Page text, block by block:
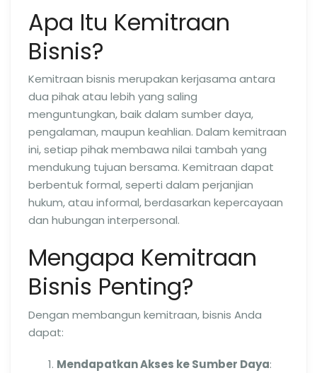
Apa Itu Kemitraan
Bisnis?
Kemitraan bisnis merupakan kerjasama antara
dua pihak atau lebih yang saling
menguntungkan, baik dalam sumber daya,
pengalaman, maupun keahlian. Dalam kemitraan
ini, setiap pihak membawa nilai tambah yang
mendukung tujuan bersama. Kemitraan dapat
berbentuk formal, seperti dalam perjanjian
hukum, atau informal, berdasarkan kepercayaan
dan hubungan interpersonal.
Mengapa Kemitraan
Bisnis Penting?
Dengan membangun kemitraan, bisnis Anda
dapat:
Mendapatkan Akses ke Sumber Daya: